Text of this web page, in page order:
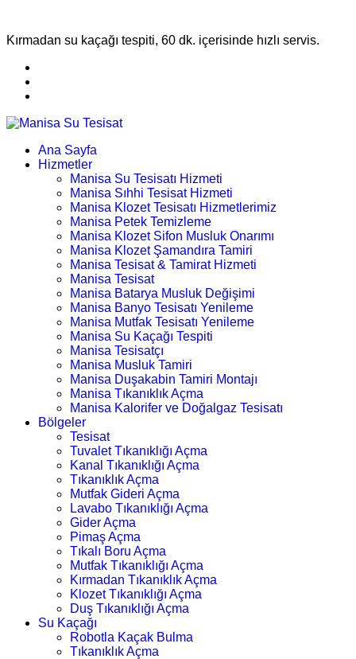
Kırmadan su kaçağı tespiti, 60 dk. içerisinde hızlı servis.
Ana Sayfa
Hizmetler
Manisa Su Tesisatı Hizmeti
Manisa Sıhhi Tesisat Hizmeti
Manisa Klozet Tesisatı Hizmetlerimiz
Manisa Petek Temizleme
Manisa Klozet Sifon Musluk Onarımı
Manisa Klozet Şamandıra Tamiri
Manisa Tesisat & Tamirat Hizmeti
Manisa Tesisat
Manisa Batarya Musluk Değişimi
Manisa Banyo Tesisatı Yenileme
Manisa Mutfak Tesisatı Yenileme
Manisa Su Kaçağı Tespiti
Manisa Tesisatçı
Manisa Musluk Tamiri
Manisa Duşakabin Tamiri Montajı
Manisa Tıkanıklık Açma
Manisa Kalorifer ve Doğalgaz Tesisatı
Bölgeler
Tesisat
Tuvalet Tıkanıklığı Açma
Kanal Tıkanıklığı Açma
Tıkanıklık Açma
Mutfak Gideri Açma
Lavabo Tıkanıklığı Açma
Gider Açma
Pimaş Açma
Tıkalı Boru Açma
Mutfak Tıkanıklığı Açma
Kırmadan Tıkanıklık Açma
Klozet Tıkanıklığı Açma
Duş Tıkanıklığı Açma
Su Kaçağı
Robotla Kaçak Bulma
Tıkanıklık Açma